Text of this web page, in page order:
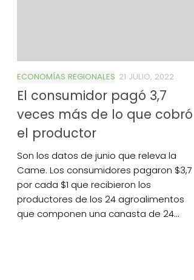
ECONOMÍAS REGIONALES 21 JULIO, 2022
El consumidor pagó 3,7
veces más de lo que cobró
el productor
Son los datos de junio que releva la
Came. Los consumidores pagaron $3,7
por cada $1 que recibieron los
productores de los 24 agroalimentos
que componen una canasta de 24...